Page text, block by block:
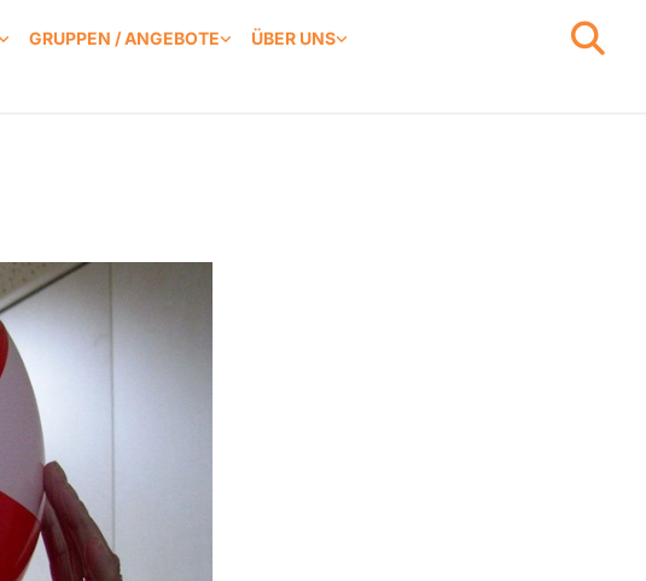
GRUPPEN / ANGEBOTE ÜBER UNS